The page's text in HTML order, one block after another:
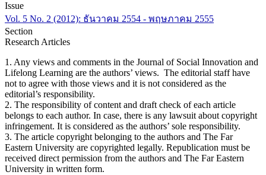
Issue
Vol. 5 No. 2 (2012): ธันวาคม 2554 - พฤษภาคม 2555
Section
Research Articles
1. Any views and comments in the Journal of Social Innovation and
Lifelong Learning are the authors’ views. The editorial staff have
not to agree with those views and it is not considered as the
editorial’s responsibility.
2. The responsibility of content and draft check of each article
belongs to each author. In case, there is any lawsuit about copyright
infringement. It is considered as the authors’ sole responsibility.
3. The article copyright belonging to the authors and The Far
Eastern University are copyrighted legally. Republication must be
received direct permission from the authors and The Far Eastern
University in written form.